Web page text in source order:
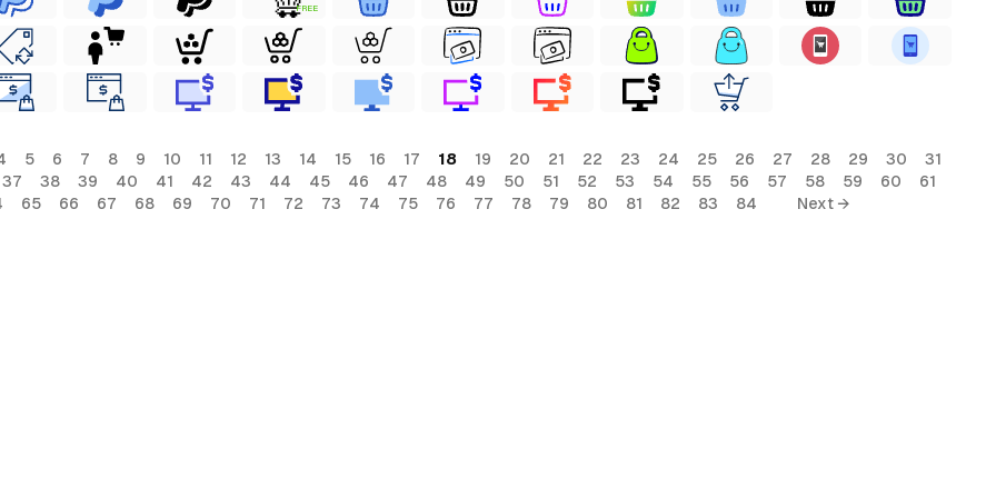
FREE
5 6 7 8 9 10 11 12 13 14 15 16 17 18 19 20 21 22 23 24 25 26 27 28 29 30
31
37
38 39 40 41 42 43 44 45 46 47 48 49 50 51 52 53 54 55 56 57 58 59 60
61
65 66 67 68 69 70 71 72 73 74 75 76 77 78 79 80 81 82 83 84 Next →